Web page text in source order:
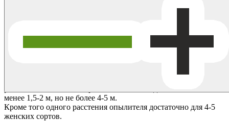
Собранные в рыхлые полузонтики, цветки являют собой
менее 1,5-2 м, но не более 4-5 м.
Кроме того одного расстения опылителя достаточно для 4-5
женских сортов.